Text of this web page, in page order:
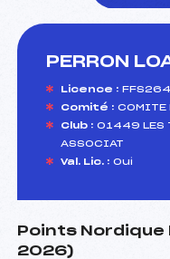
PERRON
Licence :
Comité : COMITE
Club : 01449 LES
ASSOCIAT
Val. Lic. : Oui
Points Nordique
2026)